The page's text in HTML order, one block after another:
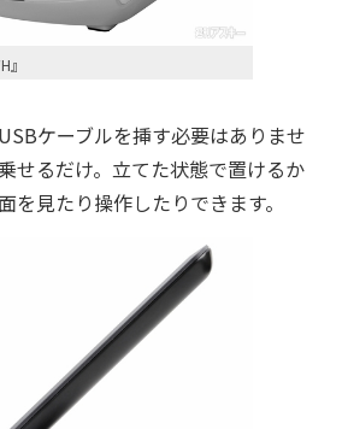
』
ケーブルを挿す必要はありませ
せるだけ。立てた状態で置けるか
を見たり操作したりできます。